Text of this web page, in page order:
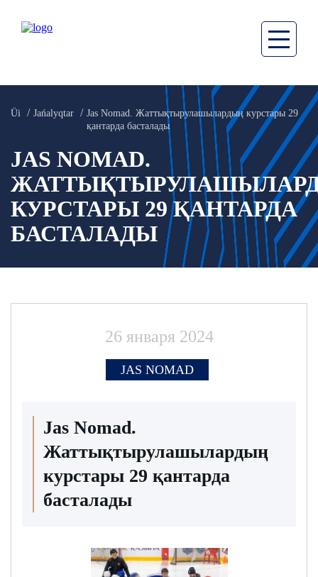
Üi Jańalyqtar
Jas Nomad. Жаттықтырулашылардың курстары 29
қантарда басталады
JAS NOMAD.
КУРСТАРЫ 29 ҚАНТАРДА
БАСТАЛАДЫ
JAS NOMAD
26 января 2024
Jas Nomad.
Жаттықтырулашылардың
курстары 29 қантарда
басталады